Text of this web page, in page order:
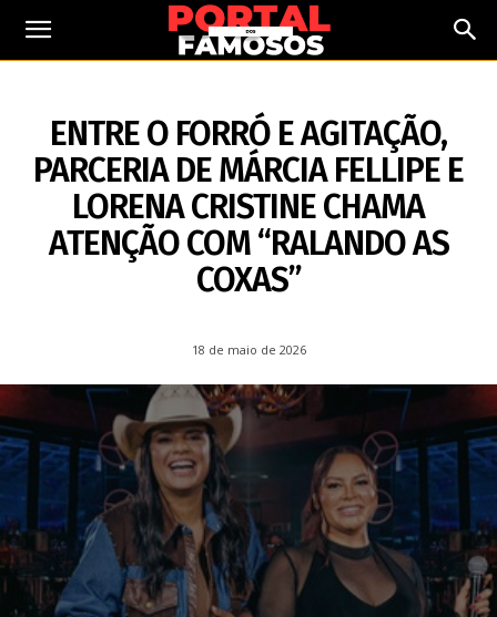
18 DE MAIO DE 2026
ENTRE O FORRÓ E AGITAÇÃO,
PARCERIA DE MÁRCIA FELLIPE E
LORENA CRISTINE CHAMA
ATENÇÃO COM “RALANDO AS
COXAS”
18 de maio de 2026